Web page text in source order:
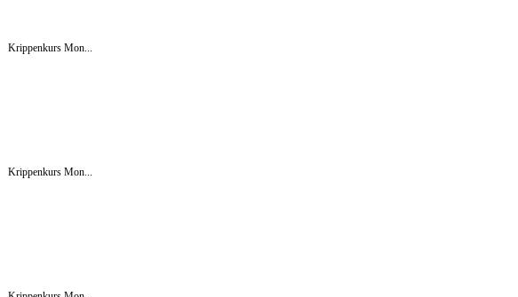
Krippenkurs Mon...
Krippenkurs Mon...